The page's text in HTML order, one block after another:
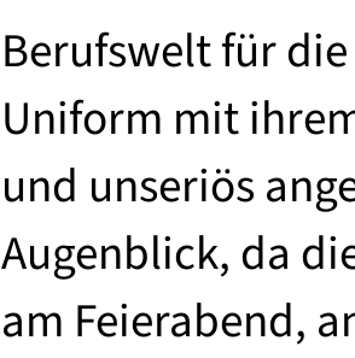
Berufswelt für
Uniform mit
und unseriös
Augenblick, da
am Feierabend,